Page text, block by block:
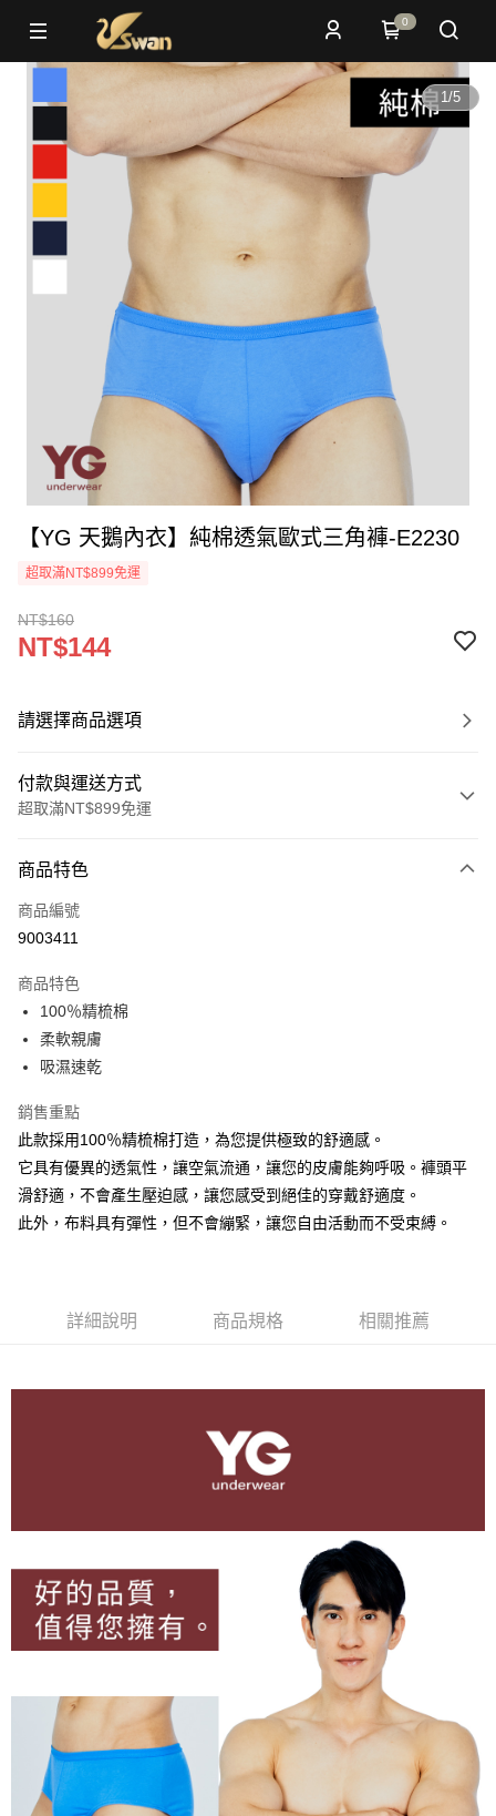
0
1/5
【YG 天鵝內衣】純棉透氣歐式三角褲-E2230
超取滿NT$899免運
NT$160
NT$144
請選擇商品選項
付款與運送方式
超取滿NT$899免運
信用卡一次付款
超商取貨付款
街口支付
悠遊付
運送方式
全家取貨付款
每筆NT$80，滿NT$899(含以上)免運費
7-11取貨付款
付款後7-11取貨
每筆NT$100，滿NT$899(含以上)免運費
商品特色
商品編號
9003411
商品特色
100％精梳棉
柔軟親膚
吸濕速乾
銷售重點
此款採用100％精梳棉打造，為您提供極致的舒適感。
它具有優異的透氣性，讓空氣流通，讓您的皮膚能夠呼吸。褲頭平
滑舒適，不會產生壓迫感，讓您感受到絕佳的穿戴舒適度。
此外，布料具有彈性，但不會繃緊，讓您自由活動而不受束縛。
詳細說明 商品規格 相關推薦